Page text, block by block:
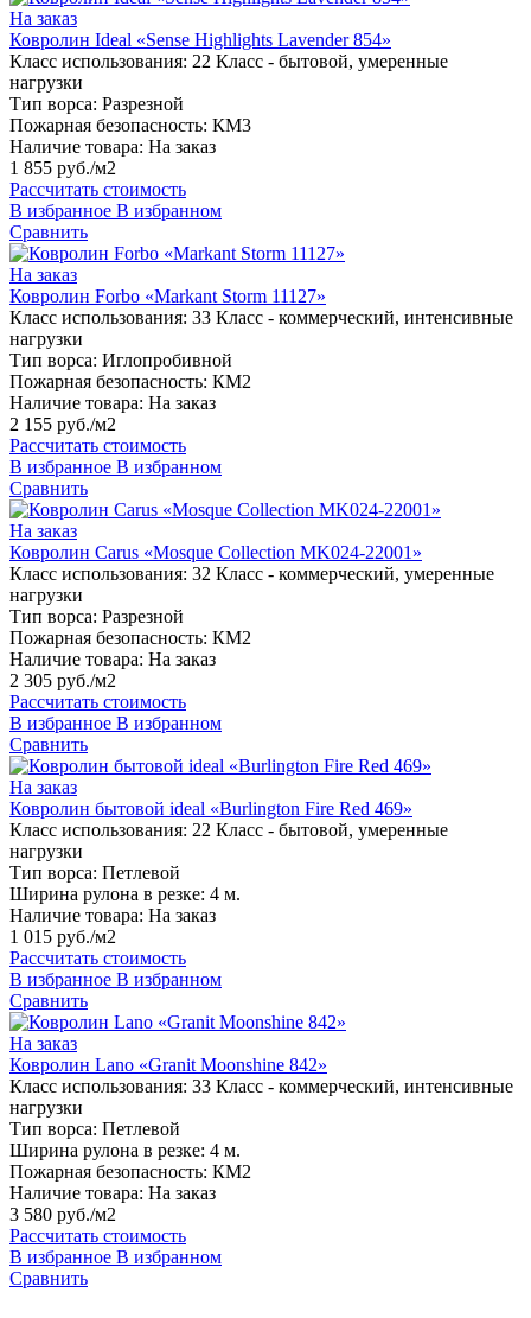
На заказ
Ковролин Ideal «Sense Highlights Lavender 854»
Класс использования: 22 Класс - бытовой, умеренные
нагрузки
Тип ворса: Разрезной
Пожарная безопасность: КМ3
Наличие товара: На заказ
1 855 руб./м2
Рассчитать стоимость
В избранное В избранном
Сравнить
На заказ
Ковролин Forbo «Markant Storm 11127»
Класс использования: 33 Класс - коммерческий, интенсивные
нагрузки
Тип ворса: Иглопробивной
Пожарная безопасность: КМ2
Наличие товара: На заказ
2 155 руб./м2
Рассчитать стоимость
В избранное В избранном
Сравнить
На заказ
Ковролин Carus «Mosque Collection MK024-22001»
Класс использования: 32 Класс - коммерческий, умеренные
нагрузки
Тип ворса: Разрезной
Пожарная безопасность: КМ2
Наличие товара: На заказ
2 305 руб./м2
Рассчитать стоимость
В избранное В избранном
Сравнить
На заказ
Ковролин бытовой ideal «Burlington Fire Red 469»
Класс использования: 22 Класс - бытовой, умеренные
нагрузки
Тип ворса: Петлевой
Ширина рулона в резке: 4 м.
Наличие товара: На заказ
1 015 руб./м2
Рассчитать стоимость
В избранное В избранном
Сравнить
На заказ
Ковролин Lano «Granit Moonshine 842»
Класс использования: 33 Класс - коммерческий, интенсивные
нагрузки
Тип ворса: Петлевой
Ширина рулона в резке: 4 м.
Пожарная безопасность: КМ2
Наличие товара: На заказ
3 580 руб./м2
Рассчитать стоимость
В избранное В избранном
Сравнить